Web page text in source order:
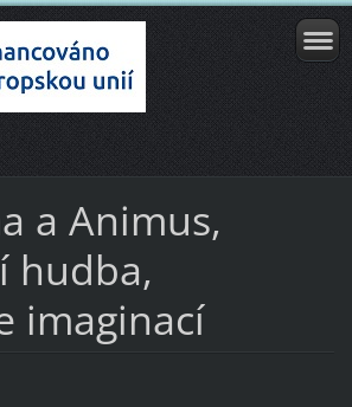
a Animus,
hudba,
imaginací